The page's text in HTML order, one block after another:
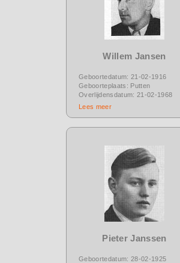
Willem Jansen
Geboortedatum: 21-02-1916
Geboorteplaats: Putten
Overlijdensdatum: 21-02-1968
Lees meer
Pieter Janssen
Geboortedatum: 28-02-1925